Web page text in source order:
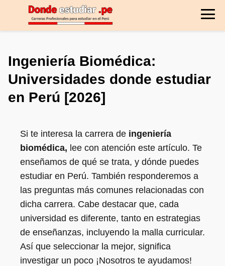
Ingeniería Biomédica:
Universidades donde estudiar
en Perú [2026]
Si te interesa la carrera de ingeniería
biomédica, lee con atención este artículo. Te
enseñamos de qué se trata, y dónde puedes
estudiar en Perú. También responderemos a
las preguntas más comunes relacionadas con
dicha carrera. Cabe destacar que, cada
universidad es diferente, tanto en estrategias
de enseñanzas, incluyendo la malla curricular.
Así que seleccionar la mejor, significa
investigar un poco ¡Nosotros te ayudamos!